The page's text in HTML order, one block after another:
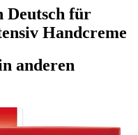
Deutsch für
Handcreme
anderen